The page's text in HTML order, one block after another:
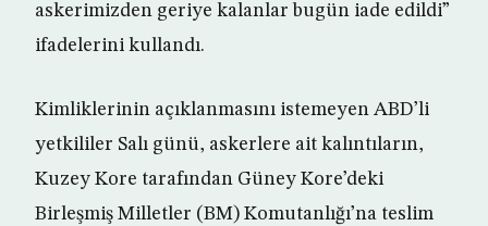
askerimizden geriye kalanlar bugün iade edildi”
ifadelerini kullandı.
Kimliklerinin açıklanmasını istemeyen ABD’li
yetkililer Salı günü, askerlere ait kalıntıların,
Kuzey Kore tarafından Güney Kore’deki
Birleşmiş Milletler (BM) Komutanlığı’na teslim